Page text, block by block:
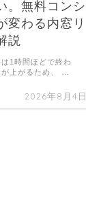
。無料コンシ
変わる内窓リ
説
2026年8月4日
1時間ほどで終わ
上がるため、 …